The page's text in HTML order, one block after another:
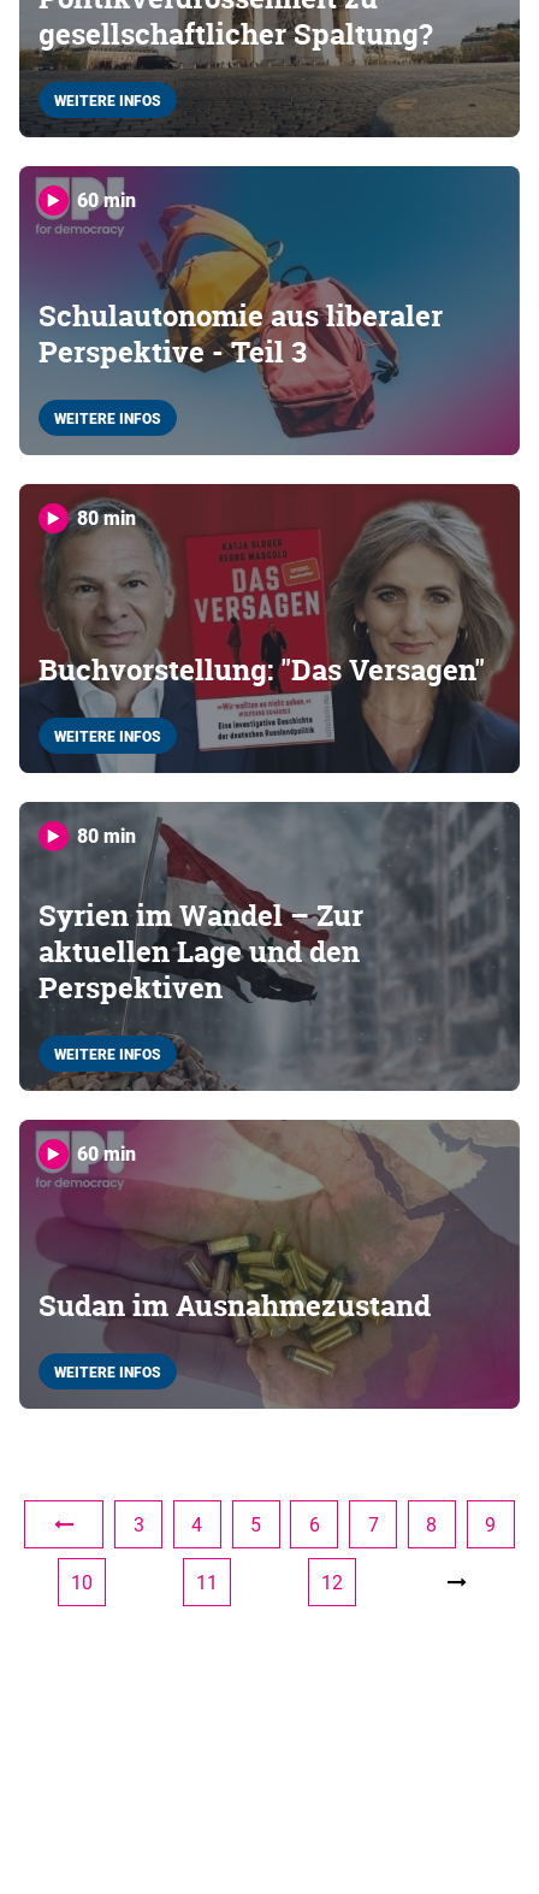
gesellschaftlicher Spaltung?
WEITERE INFOS
60 min
Schulautonomie aus liberaler
Perspektive - Teil 3
WEITERE INFOS
80 min
Buchvorstellung: "Das Versagen"
WEITERE INFOS
80 min
Syrien im Wandel – Zur
aktuellen Lage und den
Perspektiven
WEITERE INFOS
60 min
Sudan im Ausnahmezustand
WEITERE INFOS
3 4 5 6 7 8 9
10 11 12